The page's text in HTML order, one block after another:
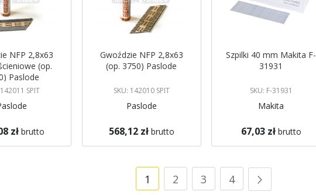
NFP 2,8x63
(op.
Paslode
SPIT
zł brutto
Gwoździe NFP 2,8x63
(op. 3750) Paslode
SKU: 142010 SPIT
Paslode
568,12 zł brutto
Szpilki 40 mm Makita F-
31931
SKU: F-31931
Makita
67,03 zł brutto
Aktualnie czytasz stronę
1 Strona
2 Strona
3 Strona
4